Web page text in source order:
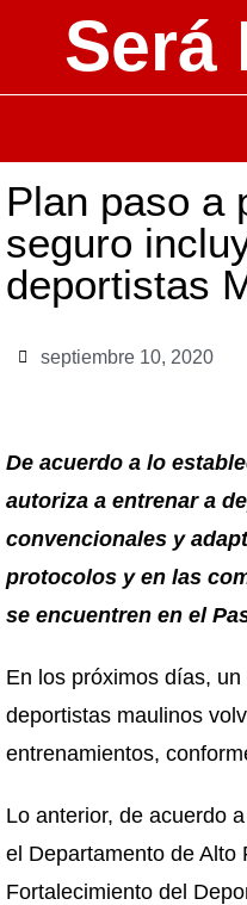
Será
Plan paso a
seguro
deportistas
septiembre 10, 2020
De acuerdo a lo
autoriza a entrenar a
convencionales y
protocolos y en las
se encuentren en el
En los próximos días,
deportistas maulinos
entrenamientos,
Lo anterior, de acuerdo
el Departamento de Alto
Fortalecimiento del